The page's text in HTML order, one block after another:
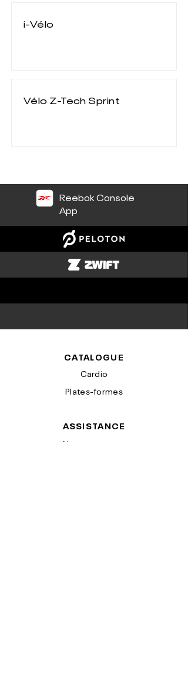
i-Vélo
Vélo Z-Tech Sprint
Reebok Console
App
CATALOGUE
Cardio
Plates-formes
ASSISTANCE
Nous contacter